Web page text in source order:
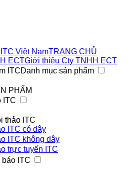
TRANG CHỦ
Giới thiệu Cty TNHH ECT
Danh mục sản phẩm
PHẨM
ITC
thảo ITC
ITC có dây
ITC không dây
trực tuyến ITC
báo ITC